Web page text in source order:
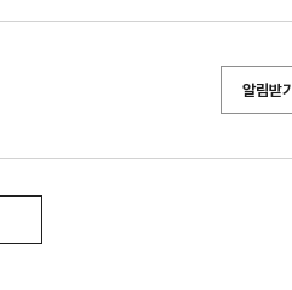
알림받기